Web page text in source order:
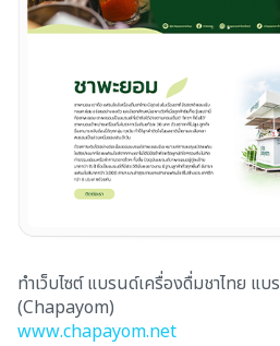
ทำเว็บไซต์ แบรนด์เครื่องดื่มชาไทย แ
(Chapayom)
www.chapayom.net